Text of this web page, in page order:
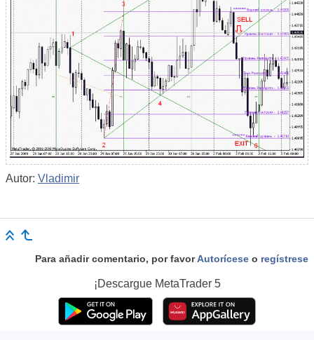
Autor: Vladimir
Para añadir comentario, por favorAutorícese o regístrese
¡Descargue MetaTrader 5